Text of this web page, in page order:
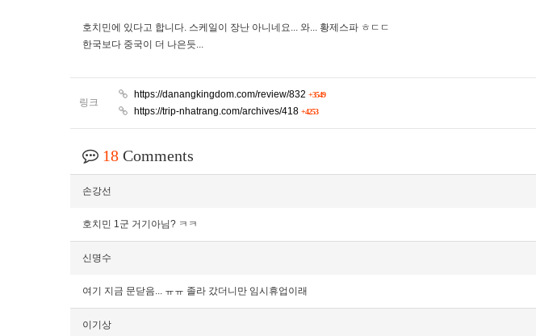
호치민에 있다고 합니다. 스케일이 장난 아니네요... 와... 황제스파 ㅎㄷㄷ
한국보다 중국이 더 나은듯...
링크
https://danangkingdom.com/review/832 +3549
https://trip-nhatrang.com/archives/418 +4253
18 Comments
손강선
호치민 1군 거기아님? ㅋㅋ
신명수
여기 지금 문닫음... ㅠㅠ 졸라 갔더니만 임시휴업이래
이기상